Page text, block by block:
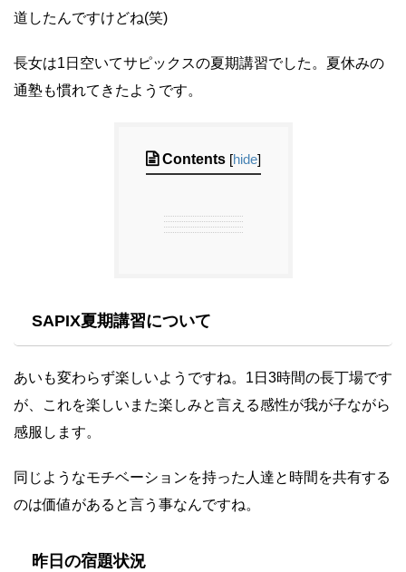
道したんですけどね(笑)
長女は1日空いてサピックスの夏期講習でした。夏休みの
通塾も慣れてきたようです。
Contents [hide]
SAPIX夏期講習について
あいも変わらず楽しいようですね。1日3時間の長丁場です
が、これを楽しいまた楽しみと言える感性が我が子ながら
感服します。
同じようなモチベーションを持った人達と時間を共有する
のは価値があると言う事なんですね。
昨日の宿題状況